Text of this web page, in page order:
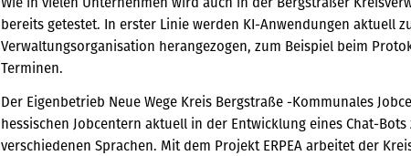
bereits getestet. In erster Linie werden KI-Anwendungen aktuell
Verwaltungsorganisation herangezogen, zum Beispiel beim
Terminen.
Der Eigenbetrieb Neue Wege Kreis Bergstraße -Kommunales
hessischen Jobcentern aktuell in der Entwicklung eines Chat-
verschiedenen Sprachen. Mit dem Projekt ERPEA arbeitet der